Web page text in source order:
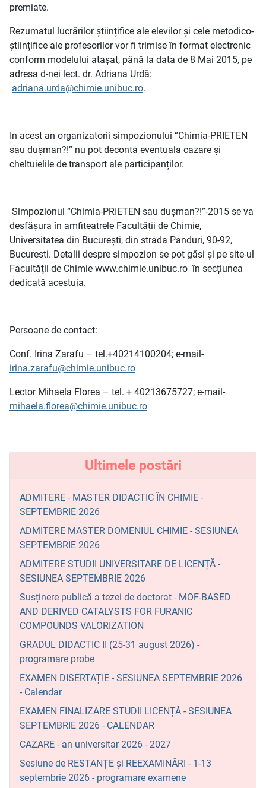
premiate.
Rezumatul lucrărilor științifice ale elevilor și cele metodico-
științifice ale profesorilor vor fi trimise în format electronic
conform modelului atașat, până la data de 8 Mai 2015, pe
adresa d-nei lect. dr. Adriana Urdă:
adriana.urda@chimie.unibuc.ro.
In acest an organizatorii simpozionului “Chimia-PRIETEN
sau dușman?!” nu pot deconta eventuala cazare și
cheltuielile de transport ale participanților.
Simpozionul “Chimia-PRIETEN sau dușman?!”-2015 se va
desfășura în amfiteatrele Facultății de Chimie,
Universitatea din București, din strada Panduri, 90-92,
Bucuresti. Detalii despre simpozion se pot găsi și pe site-ul
Facultății de Chimie www.chimie.unibuc.ro în secțiunea
dedicată acestuia.
Persoane de contact:
Conf. Irina Zarafu – tel.+40214100204; e-mail-
irina.zarafu@chimie.unibuc.ro
Lector Mihaela Florea – tel. + 40213675727; e-mail-
mihaela.florea@chimie.unibuc.ro
Ultimele postări
ADMITERE - MASTER DIDACTIC ÎN CHIMIE -
SEPTEMBRIE 2026
ADMITERE MASTER DOMENIUL CHIMIE - SESIUNEA
SEPTEMBRIE 2026
ADMITERE STUDII UNIVERSITARE DE LICENȚĂ -
SESIUNEA SEPTEMBRIE 2026
Susținere publică a tezei de doctorat - MOF-BASED
AND DERIVED CATALYSTS FOR FURANIC
COMPOUNDS VALORIZATION
GRADUL DIDACTIC II (25-31 august 2026) -
programare probe
EXAMEN DISERTAȚIE - SESIUNEA SEPTEMBRIE 2026
- Calendar
EXAMEN FINALIZARE STUDII LICENȚĂ - SESIUNEA
SEPTEMBRIE 2026 - CALENDAR
CAZARE - an universitar 2026 - 2027
Sesiune de RESTANȚE și REEXAMINĂRI - 1-13
septembrie 2026 - programare examene